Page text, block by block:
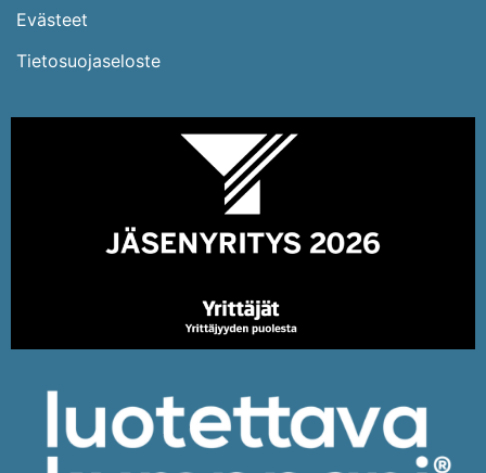
Evästeet
Tietosuojaseloste